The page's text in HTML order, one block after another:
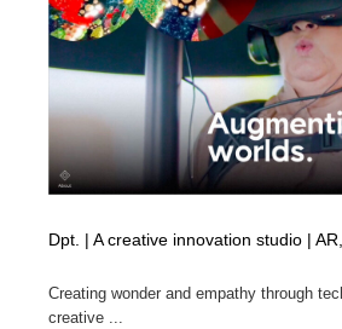
Dpt. | A creative innovation studio |
Creating wonder and empathy through
creative ...